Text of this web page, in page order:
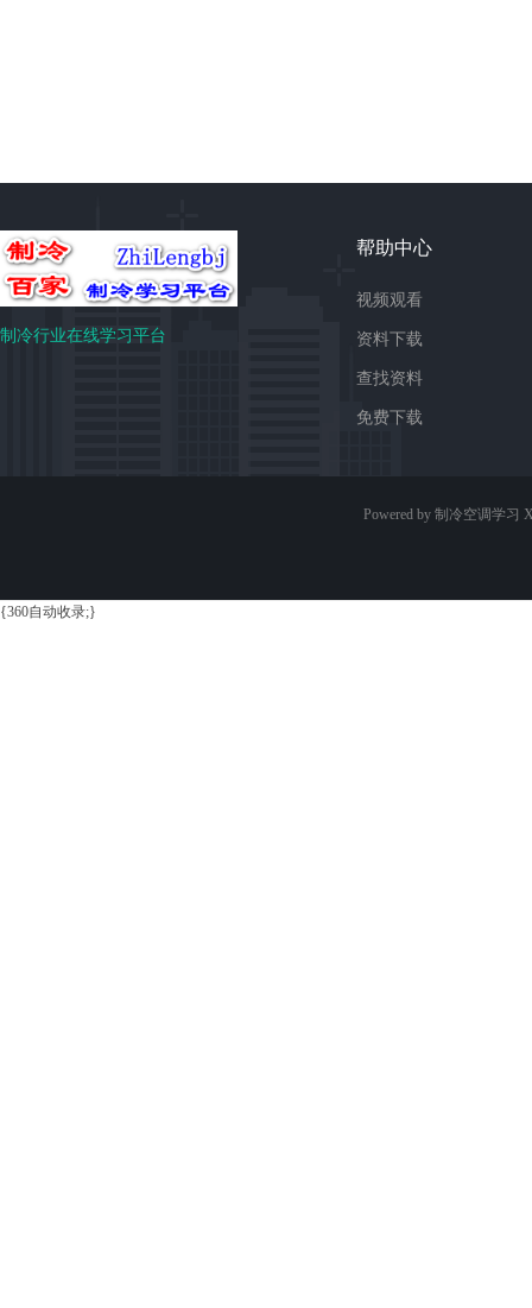
制冷行业在线学习平台
帮助中心
视频观看
资料下载
查找资料
免费下载
Powered by 制冷空调学习
{360自动收录;}